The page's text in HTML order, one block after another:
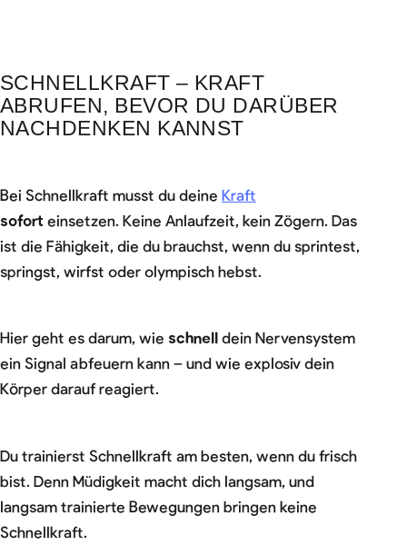
SCHNELLKRAFT – KRAFT
ABRUFEN, BEVOR DU DARÜBER
NACHDENKEN KANNST
Bei Schnellkraft musst du deine Kraft
sofort einsetzen. Keine Anlaufzeit, kein Zögern. Das
ist die Fähigkeit, die du brauchst, wenn du sprintest,
springst, wirfst oder olympisch hebst.
Hier geht es darum, wie schnell dein Nervensystem
ein Signal abfeuern kann – und wie explosiv dein
Körper darauf reagiert.
Du trainierst Schnellkraft am besten, wenn du frisch
bist. Denn Müdigkeit macht dich langsam, und
langsam trainierte Bewegungen bringen keine
Schnellkraft.